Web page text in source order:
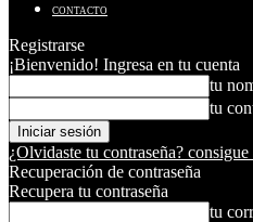
CONTACTO
Registrarse
¡Bienvenido! Ingresa en tu cuenta
tu
tu
¿Olvidaste tu contraseña? consigue
Recuperación de contraseña
Recupera tu contraseña
tu